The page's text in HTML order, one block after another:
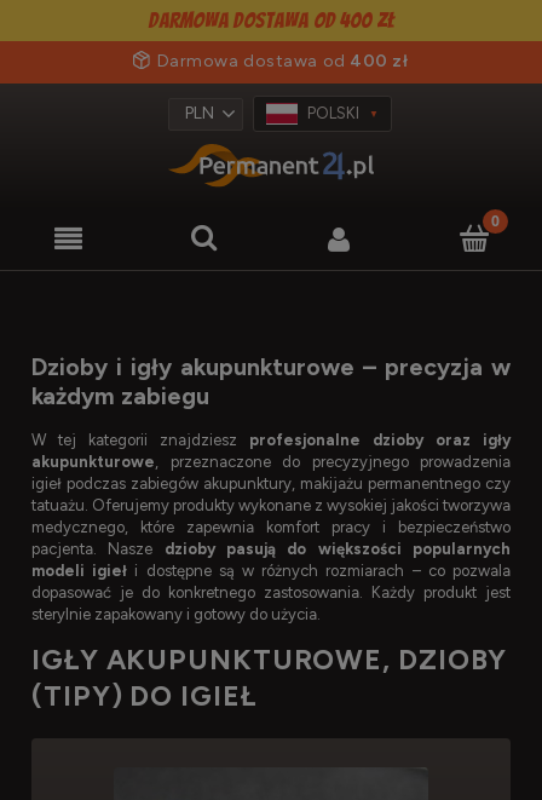
Darmowa dostawa od 400 zł
Darmowa dostawa od 400 zł
POLSKI
Dzioby i igły akupunkturowe – precyzja w
każdym zabiegu
W tej kategorii znajdziesz profesjonalne dzioby oraz igły
akupunkturowe, przeznaczone do precyzyjnego prowadzenia
igieł podczas zabiegów akupunktury, makijażu permanentnego czy
tatuażu. Oferujemy produkty wykonane z wysokiej jakości tworzywa
medycznego, które zapewnia komfort pracy i bezpieczeństwo
pacjenta. Nasze dzioby pasują do większości popularnych
modeli igieł i dostępne są w różnych rozmiarach – co pozwala
dopasować je do konkretnego zastosowania. Każdy produkt jest
sterylnie zapakowany i gotowy do użycia.
IGŁY AKUPUNKTUROWE, DZIOBY
(TIPY) DO IGIEŁ